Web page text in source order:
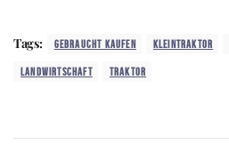
Tags: GEBRAUCHT KAUFEN KLEINTRAKTOR
LANDWIRTSCHAFT TRAKTOR